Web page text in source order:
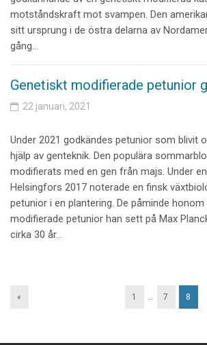
motståndskraft mot svampen. Den
sitt ursprung i de östra delarna av
gång…
Genetiskt modifierade petunior
22 januari, 2021
Under 2021 godkändes petunior som blivit
hjälp av genteknik. Den populära
modifierats med en gen från majs. Under
Helsingfors 2017 noterade en finsk
petunior i en plantering. De påminde
modifierade petunior han sett på Max
cirka 30 år…
« 1 … 7 8